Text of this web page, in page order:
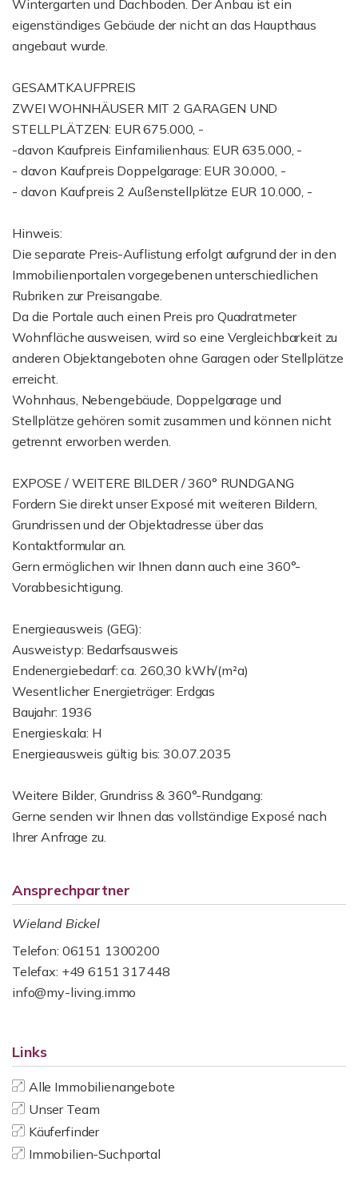
Wintergarten und Dachboden. Der Anbau ist ein
eigenständiges Gebäude der nicht an das Haupthaus
angebaut wurde.
GESAMTKAUFPREIS
ZWEI WOHNHÄUSER MIT 2 GARAGEN UND
STELLPLÄTZEN: EUR 675.000, -
-davon Kaufpreis Einfamilienhaus: EUR 635.000, -
- davon Kaufpreis Doppelgarage: EUR 30.000, -
- davon Kaufpreis 2 Außenstellplätze EUR 10.000, -
Hinweis:
Die separate Preis-Auflistung erfolgt aufgrund der in den
Immobilienportalen vorgegebenen unterschiedlichen
Rubriken zur Preisangabe.
Da die Portale auch einen Preis pro Quadratmeter
Wohnfläche ausweisen, wird so eine Vergleichbarkeit zu
anderen Objektangeboten ohne Garagen oder Stellplätze
erreicht.
Wohnhaus, Nebengebäude, Doppelgarage und
Stellplätze gehören somit zusammen und können nicht
getrennt erworben werden.
EXPOSE / WEITERE BILDER / 360° RUNDGANG
Fordern Sie direkt unser Exposé mit weiteren Bildern,
Grundrissen und der Objektadresse über das
Kontaktformular an.
Gern ermöglichen wir Ihnen dann auch eine 360°-
Vorabbesichtigung.
Energieausweis (GEG):
Ausweistyp: Bedarfsausweis
Endenergiebedarf: ca. 260,30 kWh/(m²a)
Wesentlicher Energieträger: Erdgas
Baujahr: 1936
Energieskala: H
Energieausweis gültig bis: 30.07.2035
Weitere Bilder, Grundriss & 360°-Rundgang:
Gerne senden wir Ihnen das vollständige Exposé nach
Ihrer Anfrage zu.
Ansprechpartner
Wieland Bickel
Telefon: 06151 1300200
Telefax: +49 6151 317448
info@my-living.immo
Links
Alle Immobilienangebote
Unser Team
Käuferfinder
Immobilien-Suchportal